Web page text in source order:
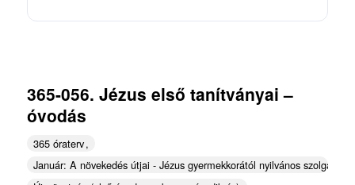
365-056. Jézus első tanítványai –
óvodás
365 óraterv
Január: A növekedés útjai - Jézus gyermekkorától nyilvános